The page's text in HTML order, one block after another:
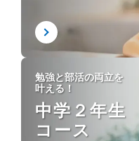
勉強と部活の両立を
叶える！
中学２年生
コース